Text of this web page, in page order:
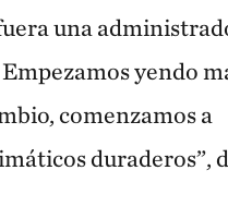
una
yendo
comenzamos a
duraderos”,